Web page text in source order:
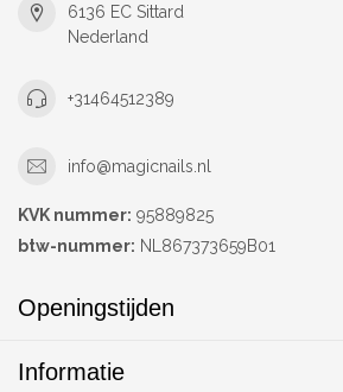
6136 EC Sittard
Nederland
+31464512389
info@magicnails.nl
KVK nummer: 95889825
btw-nummer: NL867373659B01
Openingstijden
Informatie